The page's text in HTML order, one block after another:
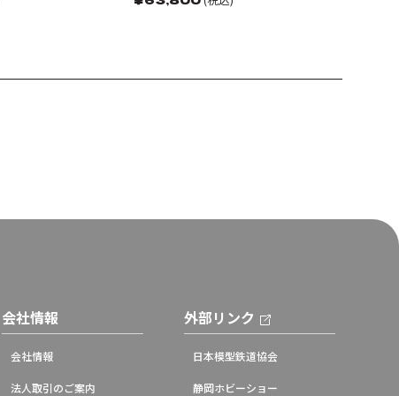
会社情報
会社情報
法人取引のご案内
外部リンク
日本模型鉄道協会
静岡ホビーショー